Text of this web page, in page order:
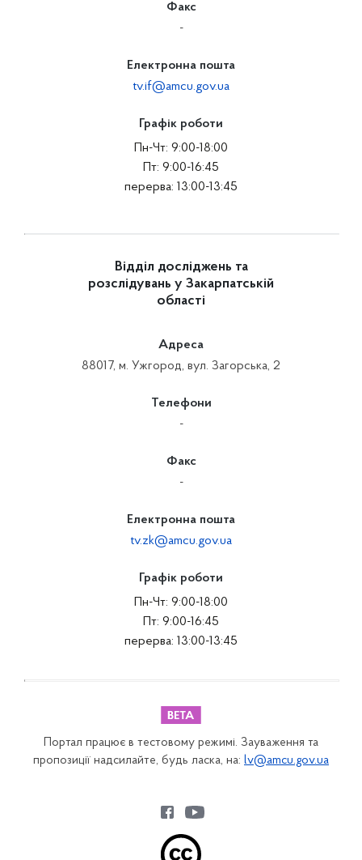
Факс
-
Електронна пошта
tv.if@amcu.gov.ua
Графік роботи
Пн-Чт: 9:00-18:00
Пт: 9:00-16:45
перерва: 13:00-13:45
Відділ досліджень та
розслідувань у Закарпатській
області
Адреса
88017, м. Ужгород, вул. Загорська, 2
Телефони
-
Факс
-
Електронна пошта
tv.zk@amcu.gov.ua
Графік роботи
Пн-Чт: 9:00-18:00
Пт: 9:00-16:45
перерва: 13:00-13:45
Портал працює в тестовому режимі. Зауваження та
пропозиції надсилайте, будь ласка, на: lv@amcu.gov.ua